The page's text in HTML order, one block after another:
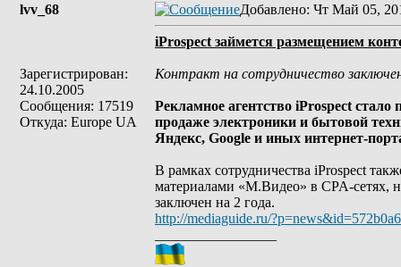
lvv_68
Зарегистрирован:
24.10.2005
Сообщения: 17519
Откуда: Europe UA
Добавлено: Чт Май 05,
iProspect займется размещением
Контракт на сотрудничество
Рекламное агентство iProspect
продаже электроники и бытовой
Яндекс, Google и иных интернет-
В рамках сотрудничества iProspect
материалами «М.Видео» в CPA-сетях,
заключен на 2 года.
http://mediaguide.ru/